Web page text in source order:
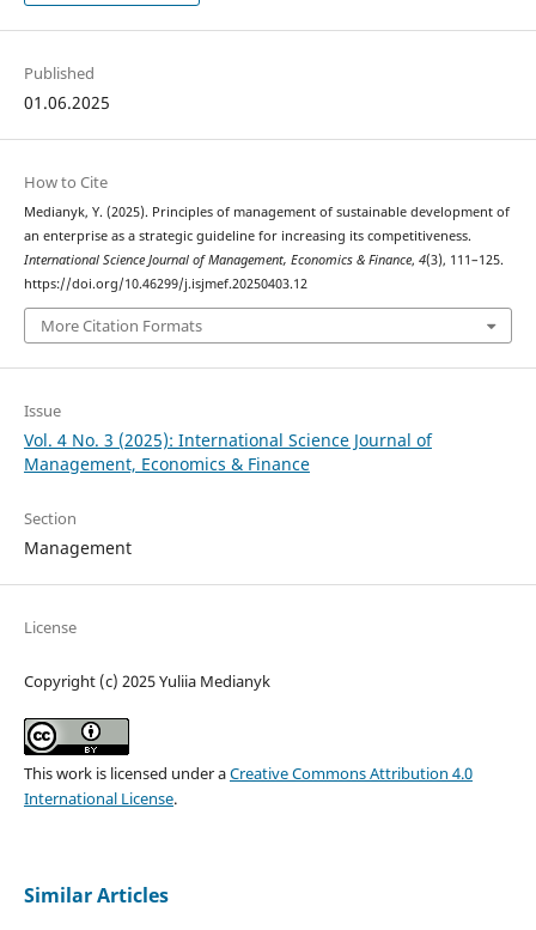
Published
01.06.2025
How to Cite
Medianyk, Y. (2025). Principles of management of sustainable development of
an enterprise as a strategic guideline for increasing its competitiveness.
International Science Journal of Management, Economics & Finance, 4(3), 111–125.
https://doi.org/10.46299/j.isjmef.20250403.12
More Citation Formats
Issue
Vol. 4 No. 3 (2025): International Science Journal of
Management, Economics & Finance
Section
Management
License
Copyright (c) 2025 Yuliia Medianyk
This work is licensed under aCreative Commons Attribution 4.0
International License.
Similar Articles